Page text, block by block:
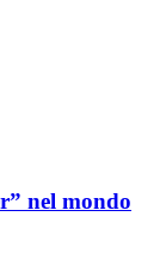
nel mondo